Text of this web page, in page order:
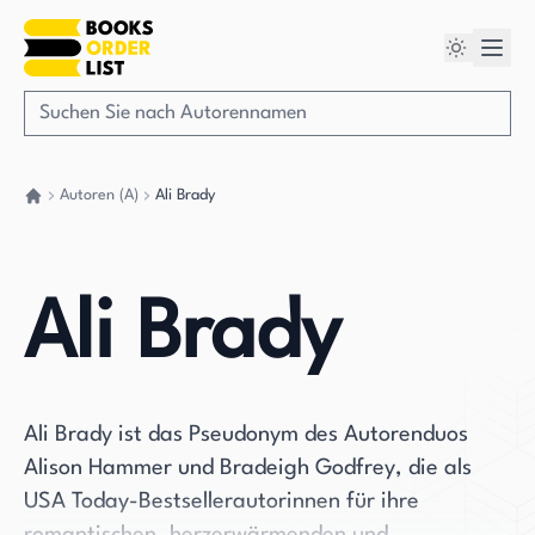
Autoren (A) Ali Brady
Ali Brady
Ali Brady ist das Pseudonym des Autorenduos
Alison Hammer und Bradeigh Godfrey, die als
USA Today-Bestsellerautorinnen für ihre